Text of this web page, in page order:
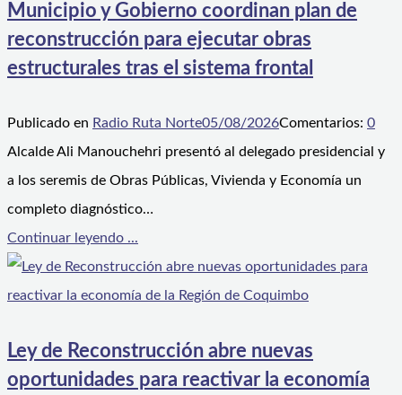
Municipio y Gobierno coordinan plan de
reconstrucción para ejecutar obras
estructurales tras el sistema frontal
Publicado en Radio Ruta Norte05/08/2026Comentarios: 0
Alcalde Ali Manouchehri presentó al delegado presidencial y
a los seremis de Obras Públicas, Vivienda y Economía un
completo diagnóstico…
Continuar leyendo ...
Ley de Reconstrucción abre nuevas
oportunidades para reactivar la economía